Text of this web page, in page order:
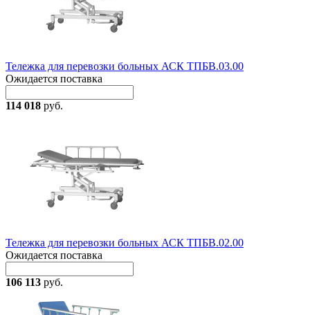
Тележка для перевозки больных АСК ТПБВ.03.00
Ожидается поставка
114 018 руб.
Тележка для перевозки больных АСК ТПБВ.02.00
Ожидается поставка
106 113 руб.